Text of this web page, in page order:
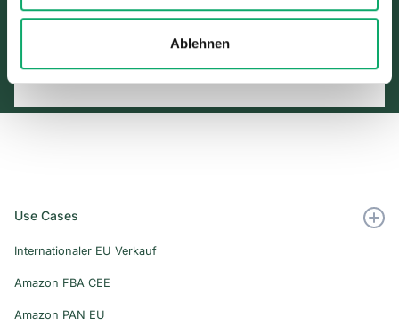
Ablehnen
Use Cases
Internationaler EU Verkauf
Amazon FBA CEE
Amazon PAN EU